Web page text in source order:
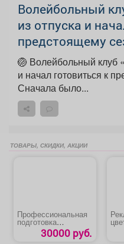
Волейбольный
из отпуска и
предстоящему
🏐 Волейбольный клуб
и начал готовиться к
Сначала было...
ТОВАРЫ, СКИДКИ, АКЦИИ
Профессиональная
подготовка
«Машинист буровой
установки»30000 руб.